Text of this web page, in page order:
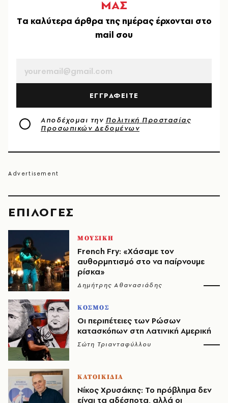
EΠΙΛΟΓΈΣ
ΜΟΥΣΙΚΗ
French Fry: «Χάσαμε τον
αυθορμητισμό στο να παίρνουμε
ρίσκα»
Δημήτρης Αθανασιάδης
ΚΟΣΜΟΣ
Οι περιπέτειες των Ρώσων
κατασκόπων στη Λατινική Αμερική
Σώτη Τριανταφύλλου
ΚΑΤΟΙΚΙΔΙΑ
Νίκος Χρυσάκης: Το πρόβλημα δεν
είναι τα αδέσποτα, αλλά οι
ΜΑΣ
Tα καλύτερα άρθρα της ημέρας έρχονται στο
mail σου
ΕΓΓΡΑΦΕΙΤΕ
Αποδέχομαι την Πολιτική Προστασίας
Προσωπικών Δεδομένων